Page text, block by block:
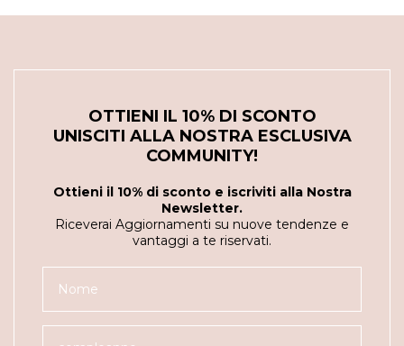
OTTIENI IL 10% DI SCONTO
UNISCITI ALLA NOSTRA ESCLUSIVA
COMMUNITY!
Ottieni il 10% di sconto e iscriviti alla Nostra
Newsletter.
Riceverai Aggiornamenti su nuove tendenze e
vantaggi a te riservati.